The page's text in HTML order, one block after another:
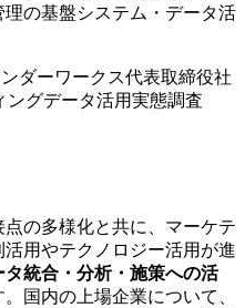
の基盤システム・データ活
ダーワークス代表取締役社
グデータ活用実態調査
の多様化と共に、マーケテ
用やテクノロジー活用が進
統合・分析・施策への活
国内の上場企業について、